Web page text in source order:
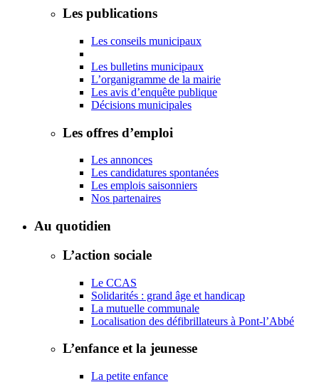
Les publications
Les conseils municipaux
Les bulletins municipaux
L’organigramme de la mairie
Les avis d’enquête publique
Décisions municipales
Les offres d’emploi
Les annonces
Les candidatures spontanées
Les emplois saisonniers
Nos partenaires
Au quotidien
L’action sociale
Le CCAS
Solidarités : grand âge et handicap
La mutuelle communale
Localisation des défibrillateurs à Pont-l’Abbé
L’enfance et la jeunesse
La petite enfance